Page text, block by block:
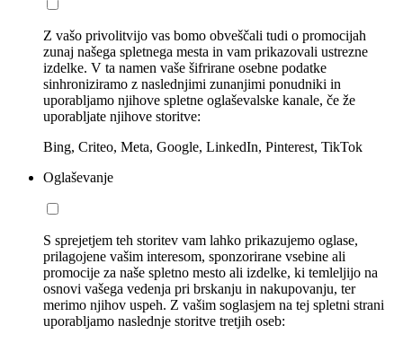
Z vašo privolitvijo vas bomo obveščali tudi o promocijah
zunaj našega spletnega mesta in vam prikazovali ustrezne
izdelke. V ta namen vaše šifrirane osebne podatke
sinhroniziramo z naslednjimi zunanjimi ponudniki in
uporabljamo njihove spletne oglaševalske kanale, če že
uporabljate njihove storitve:
Bing, Criteo, Meta, Google, LinkedIn, Pinterest, TikTok
Oglaševanje
S sprejetjem teh storitev vam lahko prikazujemo oglase,
prilagojene vašim interesom, sponzorirane vsebine ali
promocije za naše spletno mesto ali izdelke, ki temleljijo na
osnovi vašega vedenja pri brskanju in nakupovanju, ter
merimo njihov uspeh. Z vašim soglasjem na tej spletni strani
uporabljamo naslednje storitve tretjih oseb: